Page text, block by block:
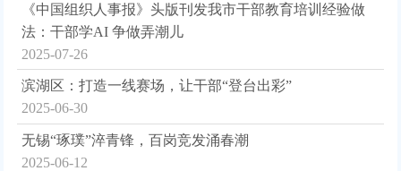
2025-07-26
《中国组织人事报》头版刊发我市干部教育培训经验做
法：干部学AI 争做弄潮儿
2025-06-30
滨湖区：打造一线赛场，让干部“登台出彩”
2025-06-12
无锡“琢璞”淬青锋，百岗竞发涌春潮